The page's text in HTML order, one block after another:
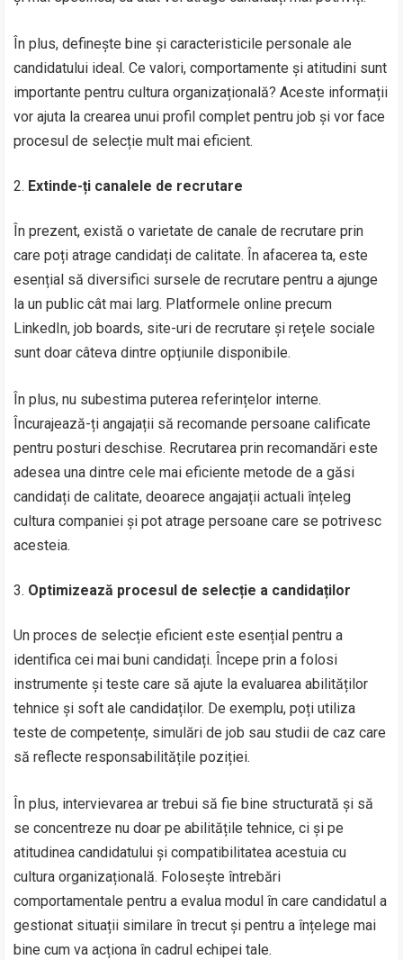
În plus, definește bine și caracteristicile personale ale
candidatului ideal. Ce valori, comportamente și atitudini sunt
importante pentru cultura organizațională? Aceste informații
vor ajuta la crearea unui profil complet pentru job și vor face
procesul de selecție mult mai eficient.
Extinde-ți canalele de recrutare
În prezent, există o varietate de canale de recrutare prin
care poți atrage candidați de calitate. În afacerea ta, este
esențial să diversifici sursele de recrutare pentru a ajunge
la un public cât mai larg. Platformele online precum
LinkedIn, job boards, site-uri de recrutare și rețele sociale
sunt doar câteva dintre opțiunile disponibile.
În plus, nu subestima puterea referințelor interne.
Încurajează-ți angajații să recomande persoane calificate
pentru posturi deschise. Recrutarea prin recomandări este
adesea una dintre cele mai eficiente metode de a găsi
candidați de calitate, deoarece angajații actuali înțeleg
cultura companiei și pot atrage persoane care se potrivesc
acesteia.
Optimizează procesul de selecție a candidaților
Un proces de selecție eficient este esențial pentru a
identifica cei mai buni candidați. Începe prin a folosi
instrumente și teste care să ajute la evaluarea abilităților
tehnice și soft ale candidaților. De exemplu, poți utiliza
teste de competențe, simulări de job sau studii de caz care
să reflecte responsabilitățile poziției.
În plus, intervievarea ar trebui să fie bine structurată și să
se concentreze nu doar pe abilitățile tehnice, ci și pe
atitudinea candidatului și compatibilitatea acestuia cu
cultura organizațională. Folosește întrebări
comportamentale pentru a evalua modul în care candidatul a
gestionat situații similare în trecut și pentru a înțelege mai
bine cum va acționa în cadrul echipei tale.